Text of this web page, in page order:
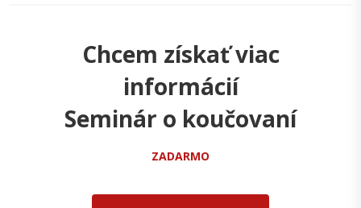
Chcem získať viac
informácií
Seminár o koučovaní
ZADARMO